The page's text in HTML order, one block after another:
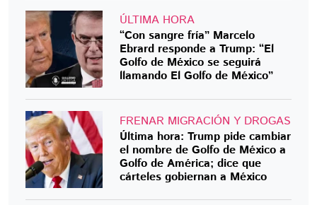
ÚLTIMA HORA
“Con sangre fría” Marcelo
Ebrard responde a Trump: “El
Golfo de México se seguirá
llamando El Golfo de México”
FRENAR MIGRACIÓN Y DROGAS
Última hora: Trump pide cambiar
el nombre de Golfo de México a
Golfo de América; dice que
cárteles gobiernan a México